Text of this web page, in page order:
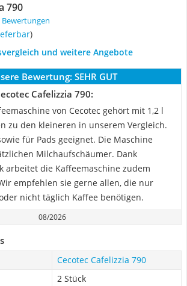
790
Bewertungen
)
und weitere Angebote
Bewertung: SEHR GUT
Cafelizzia 790:
von Cecotec gehört mit 1,2 l
zu den kleineren in unserem Vergleich.
für Pads geeignet. Die Maschine
Milchaufschäumer. Dank
arbeitet die Kaffeemaschine zudem
empfehlen sie gerne allen, die nur
nicht täglich Kaffee benötigen.
08/2026
Cecotec Cafelizzia 790
2 Stück